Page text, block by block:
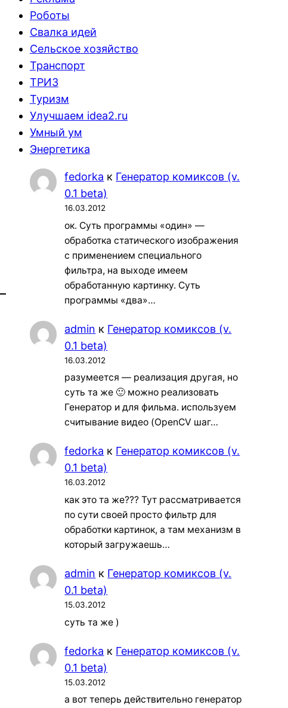
Роботы
Свалка идей
Сельское хозяйство
Транспорт
ТРИЗ
Туризм
Улучшаем idea2.ru
Умный ум
Энергетика
fedorka к Генератор комиксов (v.
0.1 beta)
16.03.2012
ок. Суть программы «один» —
обработка статического изображения
с применением специального
фильтра, на выходе имеем
обработанную картинку. Суть
программы «два»…
admin к Генератор комиксов (v.
0.1 beta)
16.03.2012
разумеется — реализация другая, но
суть та же 🙂 можно реализовать
Генератор и для фильма. используем
считывание видео (OpenCV шаг…
fedorka к Генератор комиксов (v.
0.1 beta)
16.03.2012
как это та же??? Тут рассматривается
по сути своей просто фильтр для
обработки картинок, а там механизм в
который загружаешь…
admin к Генератор комиксов (v.
0.1 beta)
15.03.2012
суть та же )
fedorka к Генератор комиксов (v.
0.1 beta)
15.03.2012
а вот теперь действительно генератор